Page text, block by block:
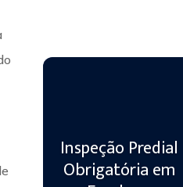
Inspeção Predial
Obrigatória em